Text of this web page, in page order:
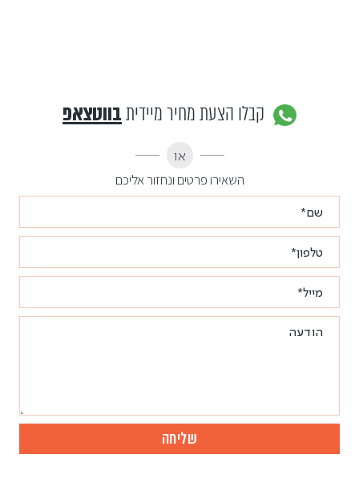
קבלו הצעת מחיר מיידיתבווטצאפ
או
השאירו פרטים ונחזור אליכם